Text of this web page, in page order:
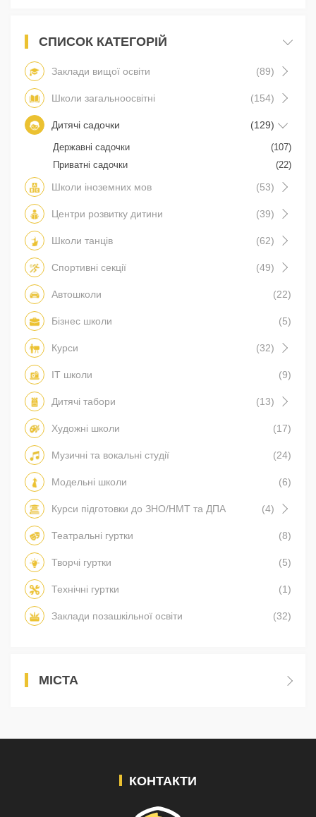
СПИСОК КАТЕГОРІЙ
Заклади вищої освіти (89)
Школи загальноосвітні (154)
Дитячі садочки (129)
Державні садочки
(107)
Приватні садочки
(22)
Школи іноземних мов (53)
Центри розвитку дитини (39)
Школи танців (62)
Спортивні секції (49)
Автошколи (22)
Бізнес школи (5)
Курси (32)
IT школи (9)
Дитячі табори (13)
Художні школи (17)
Музичні та вокальні студії (24)
Модельні школи (6)
Курси підготовки до ЗНО/НМТ та ДПА (4)
Театральні гуртки (8)
Творчі гуртки (5)
Технічні гуртки (1)
Заклади позашкільної освіти (32)
МІСТА
КОНТАКТИ